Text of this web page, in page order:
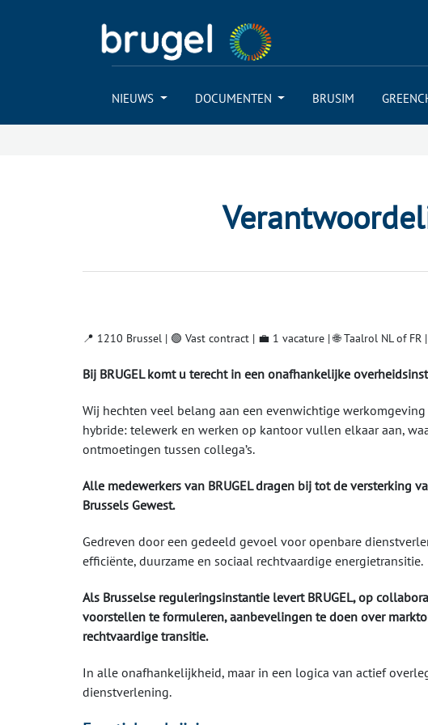
NIEUWS DOCUMENTEN BRUSIM
📍 1210 Brussel | 🟢 Vast contract | 💼 1 vacature | 🌐 Taalrol NL of
Bij BRUGEL komt u terecht in een onafhankelijke
Wij hechten veel belang aan een evenwichtige
hybride: telewerk en werken op kantoor vullen elkaar aan,
ontmoetingen tussen collega’s.
Alle medewerkers van BRUGEL dragen bij tot de
Brussels Gewest.
Gedreven door een gedeeld gevoel voor openbare
efficiënte, duurzame en sociaal rechtvaardige energietransitie.
Als Brusselse reguleringsinstantie levert BRUGEL, op
voorstellen te formuleren, aanbevelingen te doen over
rechtvaardige transitie.
In alle onafhankelijkheid, maar in een logica van actief
dienstverlening.